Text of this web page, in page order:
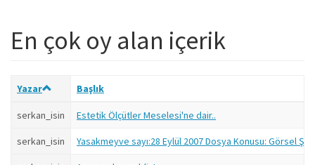
En çok oy alan içerik
Yazar Başlık
serkan_isin Estetik Ölçütler Meselesi'ne dair..
serkan_isin Yasakmeyve sayı:28 Eylül 2007 Dosya Konusu: Görsel Şiir